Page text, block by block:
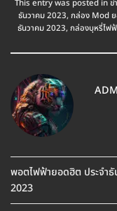
This entry was posted inข่
ธันวาคม 2023, กล่อง Mod ย
ธันวาคม 2023, กล่องบุหรี่ไฟ
พอตไฟฟ้ายอดฮิต ประจำธั
2023